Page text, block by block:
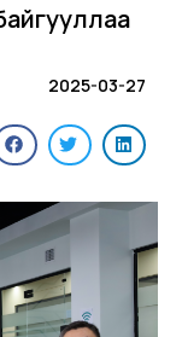
2025-03-27